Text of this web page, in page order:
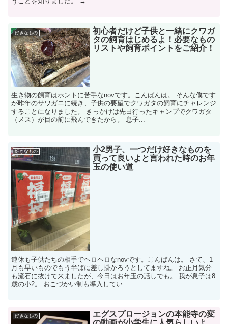
好きなもの
初心者だけど子供と一緒にクワガ
タの飼育はじめるよ！必要なもの
リストや飼育ポイントをご紹介！
生き物の飼育はホントに苦手なnovです。こんばんは。 そんな僕です
が昨年のサワガニに続き、子供の要望でクワガタの飼育にチャレンジ
することになりました。 きっかけは先日行ったキャンプでクワガタ
（メス）が目の前に飛んできたから。 息子...
好きなもの
小2男子、一つだけ好きなものを
買って良いよと言われた時のお年
玉の使い道
連休も子供たちの相手でヘロヘロなnovです。こんばんは。 さて、1
月も早いものでもう半ばに差し掛かろうとしてますね。 お正月気分
も流石に抜けて来ましたが、今日はお年玉の話しでも。 我が息子は8
歳の小2。 おこづかい制も導入してい...
好きなもの
エグスプロージョンの本能寺の変